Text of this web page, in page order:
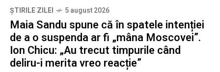
ȘTIRILE ZILEI 5 august 2026
Maia Sandu spune că în spatele intenției
de a o suspenda ar fi „mâna Moscovei”.
Ion Chicu: „Au trecut timpurile când
deliru-i merita vreo reacție”